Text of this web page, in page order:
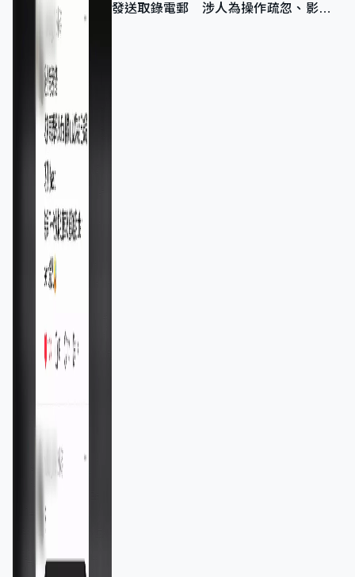
發送取錄電郵 涉人為操作疏忽、影響